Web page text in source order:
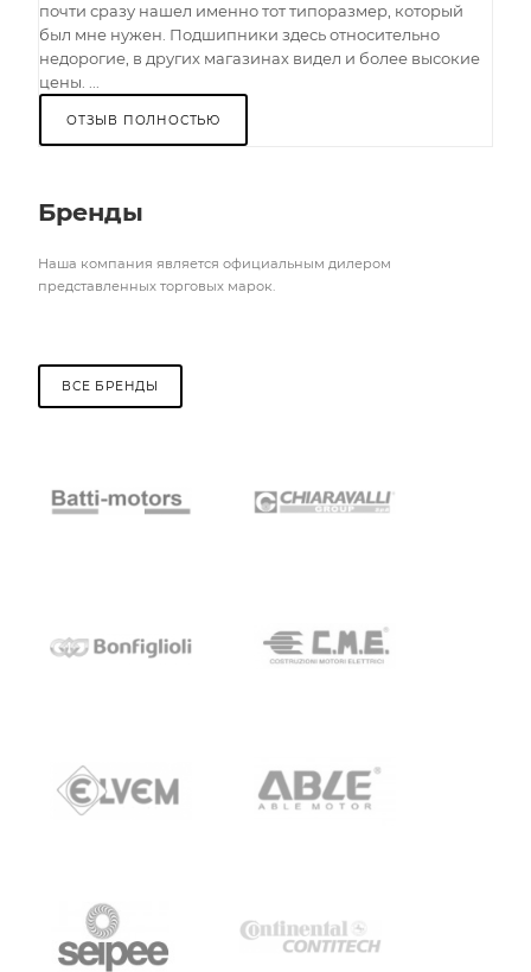
почти сразу нашел именно тот типоразмер, который
был мне нужен. Подшипники здесь относительно
недорогие, в других магазинах видел и более высокие
цены. ...
ОТЗЫВ ПОЛНОСТЬЮ
Бренды
Наша компания является официальным дилером
представленных торговых марок.
ВСЕ БРЕНДЫ